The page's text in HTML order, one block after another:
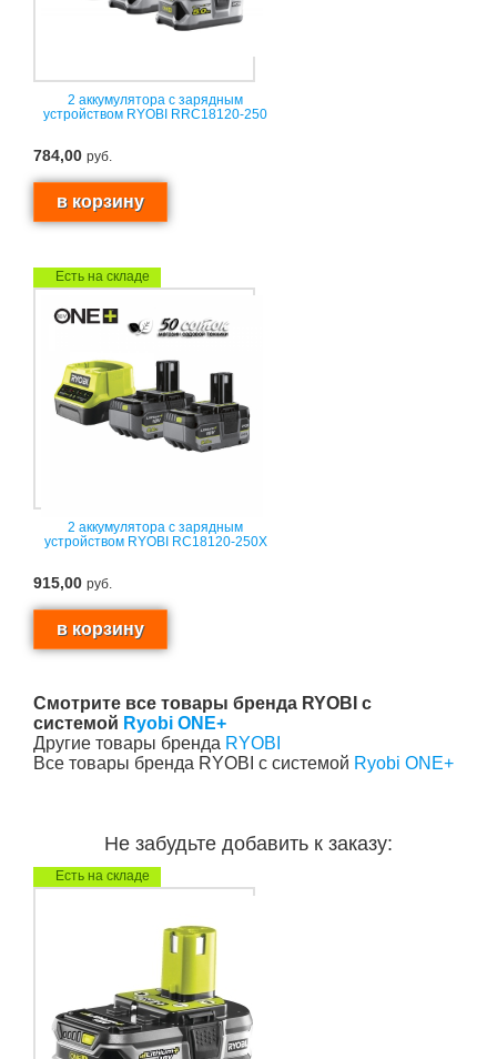
2 аккумулятора с зарядным
устройством RYOBI RRC18120-250
784,00 руб.
Есть на складе
2 аккумулятора с зарядным
устройством RYOBI RC18120-250X
915,00 руб.
Смотрите все товары бренда RYOBI с
системой Ryobi ONE+
Другие товары бренда RYOBI
Все товары бренда RYOBI с системой Ryobi ONE+
Не забудьте добавить к заказу:
Есть на складе